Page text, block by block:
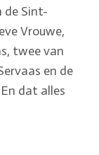
de Sint-
Vrouwe,
twee van
en de
dat alles